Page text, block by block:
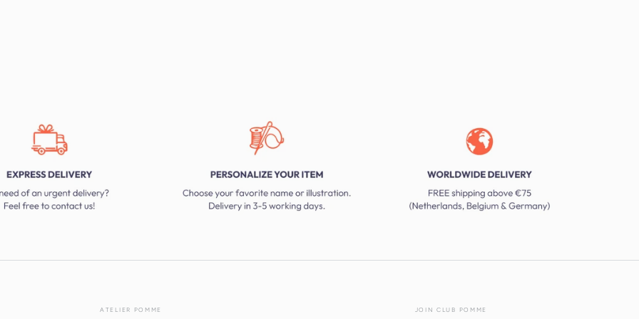
ATELIER POMME JOIN CLUB POMME